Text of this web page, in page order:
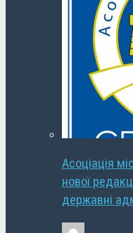
Асоціація
нової
державні